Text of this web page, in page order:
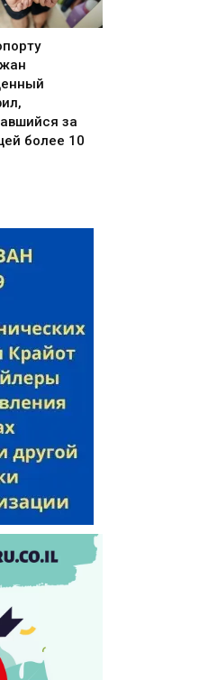
за
более 10